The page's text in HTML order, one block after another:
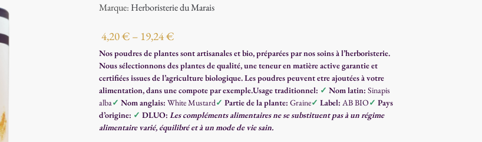
Marque: Herboristerie du Marais
4,20€– 19,24€
Nos poudres de plantes sont artisanales et bio, préparées par nos soins à l’herboristerie.
Nous sélectionnons des plantes de qualité, une teneur en matière active garantie et
certifiées issues de l’agriculture biologique. Les poudres peuvent etre ajoutées à votre
alimentation, dans une compote par exemple.Usage traditionnel: ✓ Nom latin: Sinapis
alba✓ Nom anglais: White Mustard✓ Partie de la plante: Graine✓ Label: AB BIO✓ Pays
d’origine: ✓ DLUO: Les compléments alimentaires ne se substituent pas à un régime
alimentaire varié, équilibré et à un mode de vie sain.